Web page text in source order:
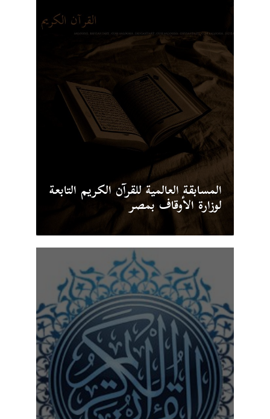
المسابقة العالمية للقرآن الكريم التابعة
لوزارة الأوقاف بمصر